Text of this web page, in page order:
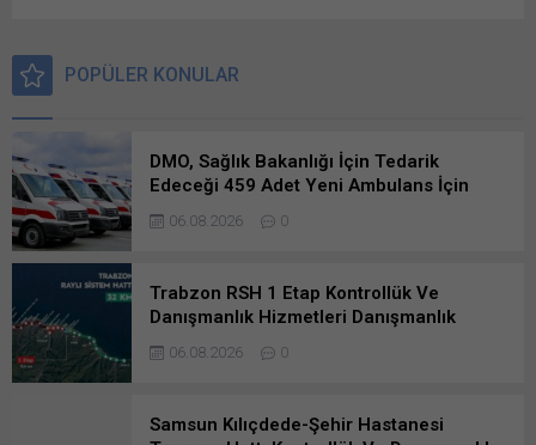
POPÜLER KONULAR
DMO, Sağlık Bakanlığı İçin Tedarik
Edeceği 459 Adet Yeni Ambulans İçin
Teklif Aldı
06.08.2026 0
Trabzon RSH 1 Etap Kontrollük Ve
Danışmanlık Hizmetleri Danışmanlık
Hizmetleri İşine Başvurusunda
Bulunanlar
06.08.2026 0
Samsun Kılıçdede-Şehir Hastanesi